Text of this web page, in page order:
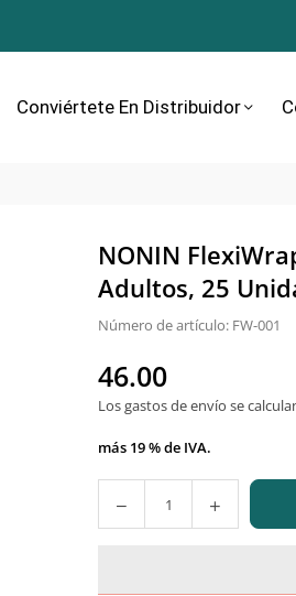
Conviértete En Distribuidor
NONIN
Adultos, 25
Número de artículo: FW-001
Precio
normal
46.00
Los gastos de envío se
más 19 % de IVA.
Cantidad